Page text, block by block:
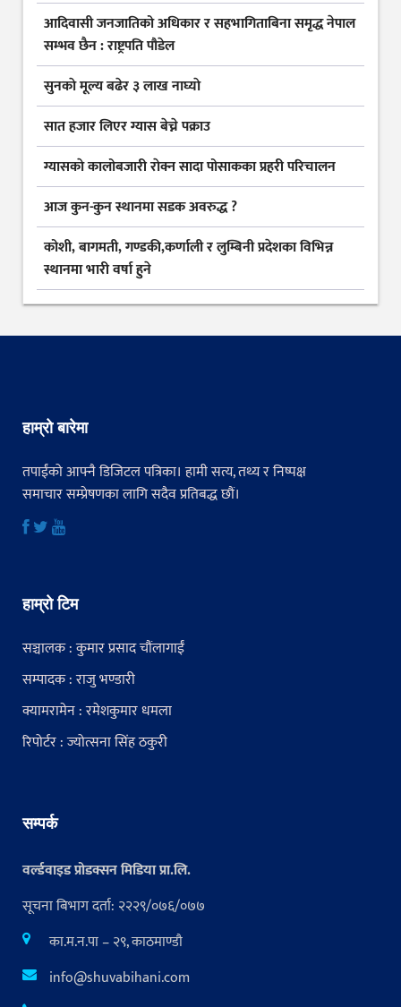
आदिवासी जनजातिको अधिकार र सहभागिताबिना समृद्ध नेपाल
सम्भव छैन : राष्ट्रपति पौडेल
सुनकाे मूल्य बढेर ३ लाख नाघ्याे
सात हजार लिएर ग्यास बेच्ने पक्राउ
ग्यासकाे कालोबजारी राेक्न सादा पोसाकका प्रहरी परिचालन
आज कुन-कुन स्थानमा सडक अवरुद्ध ?
कोशी, बागमती, गण्डकी,कर्णाली र लुम्बिनी प्रदेशका विभिन्न
स्थानमा भारी वर्षा हुने
हाम्रो बारेमा
तपाईंको आफ्नै डिजिटल पत्रिका। हामी सत्य, तथ्य र निष्पक्ष
समाचार सम्प्रेषणका लागि सदैव प्रतिबद्ध छौं।
हाम्रो टिम
सञ्चालक : कुमार प्रसाद चौंलागाईं
सम्पादक : राजु भण्डारी
क्यामरामेन : रमेशकुमार धमला
रिपोर्टर : ज्योत्सना सिंह ठकुरी
सम्पर्क
वर्ल्डवाइड प्रोडक्सन मिडिया प्रा.लि.
सूचना बिभाग दर्ता: २२२९/०७६/०७७
का.म.न.पा – २९, काठमाण्डौ
info@shuvabihani.com